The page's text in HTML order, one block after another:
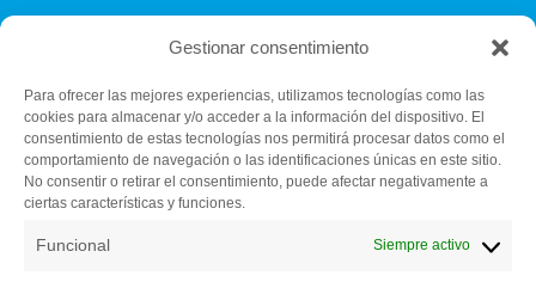
Gestionar consentimiento
Para ofrecer las mejores experiencias, utilizamos tecnologías como las
cookies para almacenar y/o acceder a la información del dispositivo. El
consentimiento de estas tecnologías nos permitirá procesar datos como el
comportamiento de navegación o las identificaciones únicas en este sitio.
No consentir o retirar el consentimiento, puede afectar negativamente a
ciertas características y funciones.
Funcional Siempre activo
Fundación C.E.L.
Centro de iniciativas empresariales (Vivero de empresas)
Pazo de Feiras e Congresos de Lugo
El Palomar s/n. 27004 Lugo
982 284 150